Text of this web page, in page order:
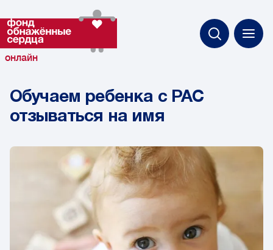
онлайн
Обучаем ребенка с РАС
отзываться на имя